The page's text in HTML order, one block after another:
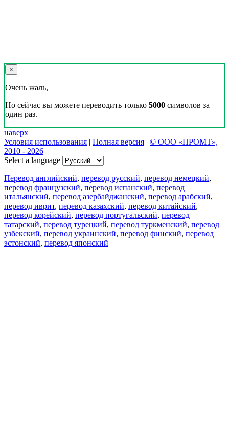
×
Очень жаль,
Но сейчас вы можете переводить только 5000 символов за
один раз.
наверх
Условия использования | Полная версия | © ООО «ПРОМТ»,
2010 - 2026
Select a language
Перевод английский, перевод русский, перевод немецкий,
перевод французский, перевод испанский, перевод
итальянский, перевод азербайджанский, перевод арабский,
перевод иврит, перевод казахский, перевод китайский,
перевод корейский, перевод португальский, перевод
татарский, перевод турецкий, перевод туркменский, перевод
узбекский, перевод украинский, перевод финский, перевод
эстонский, перевод японский